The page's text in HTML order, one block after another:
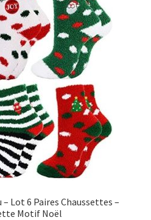
Lot 6 Paires Chaussettes –
Motif Noël